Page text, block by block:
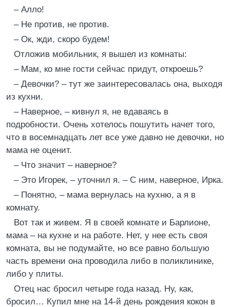
– Алло!
– Не против, не против.
– Ок, жди, скоро будем!
Отложив мобильник, я вышел из комнаты:
– Мам, ко мне гости сейчас придут, откроешь?
– Девочки? – тут же заинтересовалась она, выходя
из кухни.
– Наверное, – кивнул я, не вдаваясь в
подробности. Очень хотелось пошутить начет того,
что в восемнадцать лет все уже давно не девочки, но
мама не оценит.
– Что значит – наверное?
– Это Игорек, – уточнил я. – С ним, наверное, Ирка.
– Понятно, – мама вернулась на кухню, а я в
комнату.
Вот так и живем. Я в своей комнате и Барлионе,
мама – на кухне и на работе. Нет, у нее есть своя
комната, вы не подумайте, но все равно большую
часть времени она проводила либо в поликлинике,
либо у плиты.
Отец нас бросил четыре года назад. Ну, как,
бросил… Купил мне на 14-й день рождения кокон в